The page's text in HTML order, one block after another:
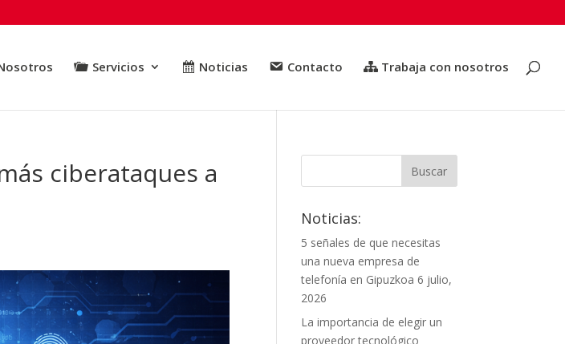
Servicios Noticias Contacto Trabaja con nosotros
ciberataques a
Noticias:
5 señales de que necesitas
una nueva empresa de
telefonía en Gipuzkoa 6 julio,
2026
La importancia de elegir un
proveedor tecnológico